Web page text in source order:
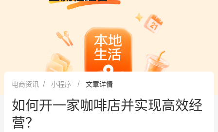
增长方法
有赞专家说
新零售最佳实践
面对面聊增长
新零售大会
电商资讯 小程序 文章详情
如何开一家咖啡店并实现高效经
营？